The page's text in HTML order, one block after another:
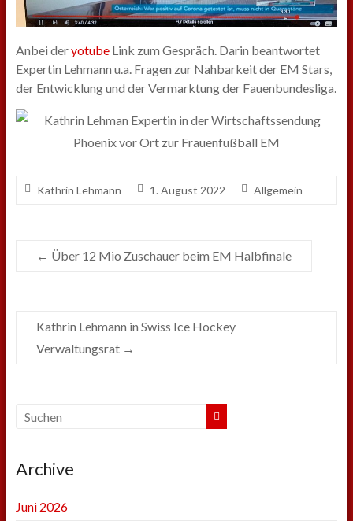
Anbei deryotube Link zum Gespräch. Darin beantwortet
Expertin Lehmann u.a. Fragen zur Nahbarkeit der EM Stars,
der Entwicklung und der Vermarktung der Fauenbundesliga.
Kathrin Lehmann 1. August 2022 Allgemein
← Über 12 Mio Zuschauer beim EM Halbfinale
Kathrin Lehmann in Swiss Ice Hockey
Verwaltungsrat →
Archive
Juni 2026